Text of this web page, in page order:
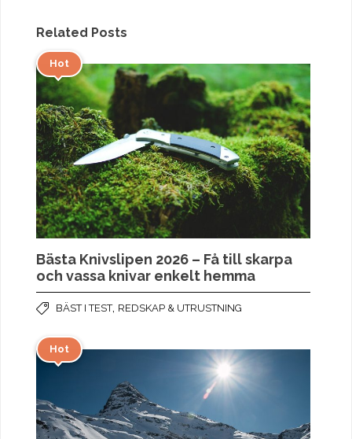
Related Posts
Hot
Bästa Knivslipen 2026 – Få till skarpa
och vassa knivar enkelt hemma
BÄST I TEST, REDSKAP & UTRUSTNING
Hot